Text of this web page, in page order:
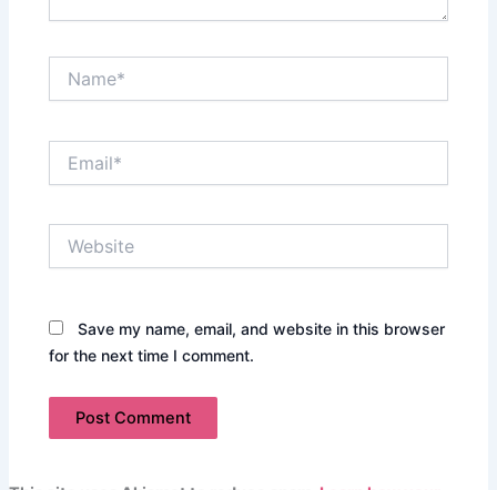
Save my name, email, and website in this browser
for the next time I comment.